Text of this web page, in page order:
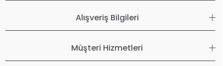
Alışveriş Bilgileri
Müşteri Hizmetleri